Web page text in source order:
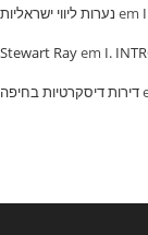
נערות ליווי ישראליות em
Stewart Rayem I.
‏דירות דיסקרטיות בחיפה